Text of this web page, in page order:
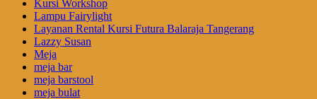
Kursi Workshop
Lampu Fairylight
Layanan Rental Kursi Futura Balaraja Tangerang
Lazzy Susan
Meja
meja bar
meja barstool
meja bulat